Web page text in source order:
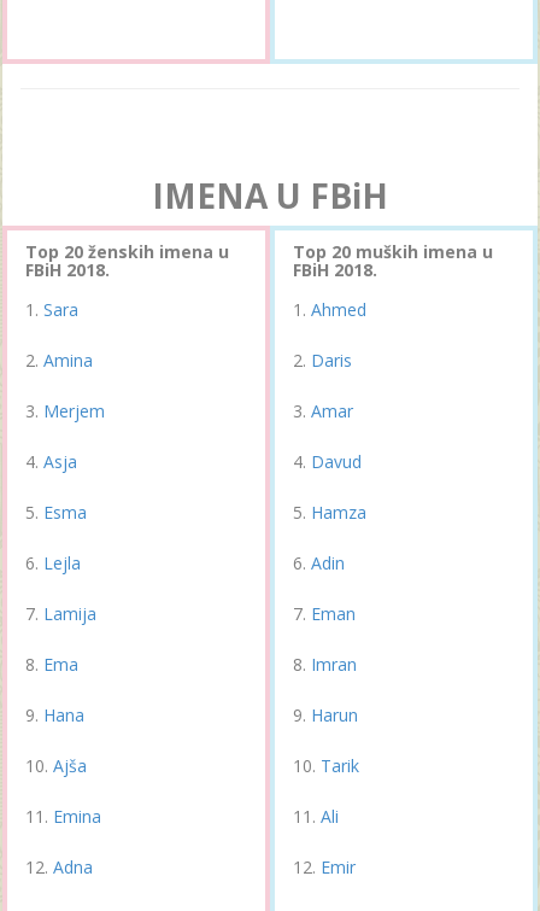
IMENA U FBiH
Top 20 ženskih imena u
FBiH 2018.
Sara
Amina
Merjem
Asja
Esma
Lejla
Lamija
Ema
Hana
Ajša
Emina
Adna
Top 20 muških imena u
FBiH 2018.
Ahmed
Daris
Amar
Davud
Hamza
Adin
Eman
Imran
Harun
Tarik
Ali
Emir